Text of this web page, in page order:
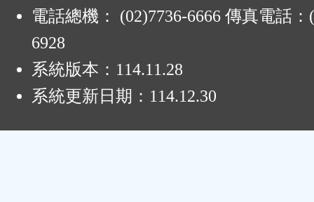
電話總機： (02)7736-6666 傳真電話：
6928
系統版本： 114.11.28
系統更新日期： 114.12.30